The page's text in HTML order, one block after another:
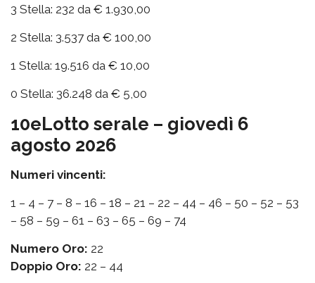
3 Stella: 232 da € 1.930,00
2 Stella: 3.537 da € 100,00
1 Stella: 19.516 da € 10,00
0 Stella: 36.248 da € 5,00
10eLotto serale – giovedì 6
agosto 2026
Numeri vincenti:
1 – 4 – 7 – 8 – 16 – 18 – 21 – 22 – 44 – 46 – 50 – 52 – 53
– 58 – 59 – 61 – 63 – 65 – 69 – 74
Numero Oro: 22
Doppio Oro: 22 – 44